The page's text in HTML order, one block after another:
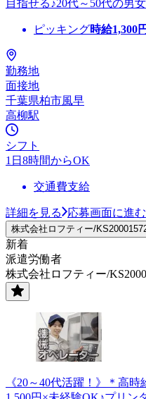
目指せる♪20代～50代の男
ピッキング時給1,300
勤務地
面接地
千葉県柏市風早
高柳駅
シフト
1日8時間からOK
交通費支給
詳細を見る 応募画面に進む
株式会社ロフティー/
新着
派遣労働者
株式会社ロフティー/
《20～40代活躍！》＊高